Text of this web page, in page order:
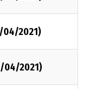
04/2021)
04/2021)